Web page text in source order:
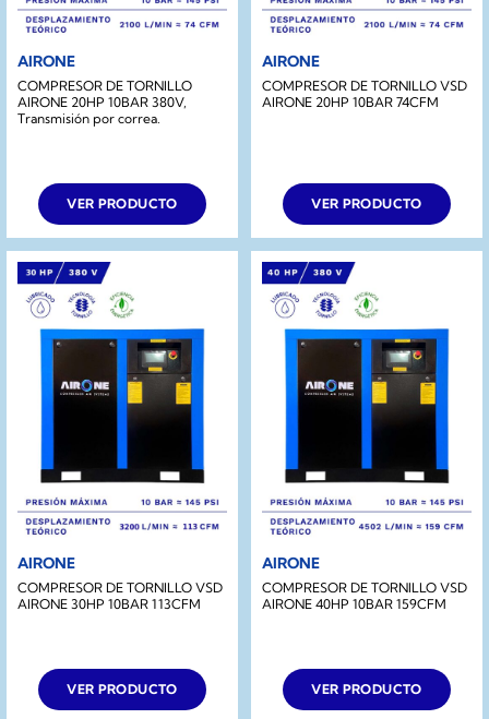
AIRONE
COMPRESOR DE TORNILLO
AIRONE 20HP 10BAR 380V,
Transmisión por correa.
VER PRODUCTO
AIRONE
COMPRESOR DE TORNILLO VSD
AIRONE 20HP 10BAR 74CFM
VER PRODUCTO
AIRONE
COMPRESOR DE TORNILLO VSD
AIRONE 30HP 10BAR 113CFM
VER PRODUCTO
AIRONE
COMPRESOR DE TORNILLO VSD
AIRONE 40HP 10BAR 159CFM
VER PRODUCTO